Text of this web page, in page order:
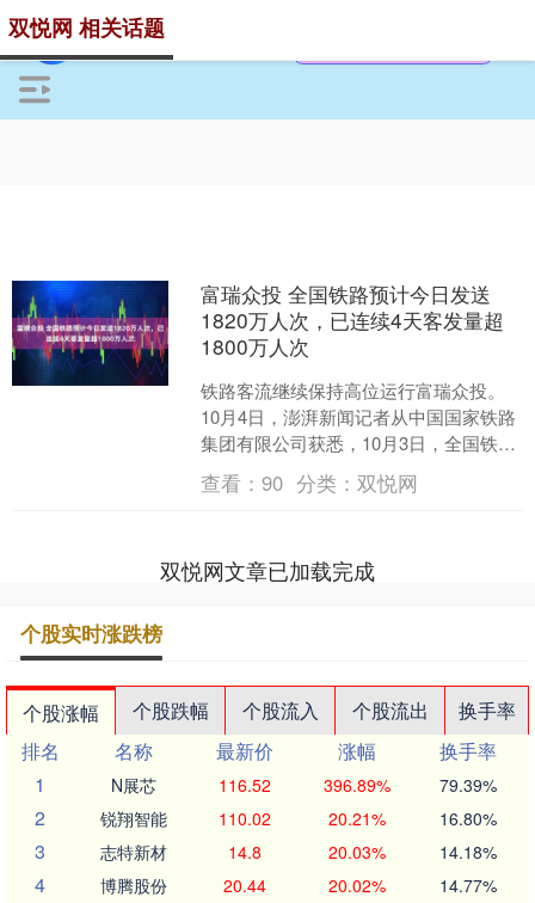
双悦网 相关话题
富瑞众投 全国铁路预计今日发送
1820万人次，已连续4天客发量超
1800万人次
铁路客流继续保持高位运行富瑞众投。
10月4日，澎湃新闻记者从中国国家铁路
集团有限公司获悉，10月3日，全国铁路
发送旅客1816.2万人次，已连续4天旅客
发送量....
查看：90 分类：双悦网
双悦网文章已加载完成
个股实时涨跌榜
个股涨幅 个股跌幅 个股流入 个股流出
换手率
排名
名称 最新价 涨幅
换手率
1
N展芯 116.52 396.89% 79.39%
2 锐翔智能 110.02 20.21% 16.80%
3 志特新材 14.8 20.03% 14.18%
4 博腾股份 20.44 20.02% 14.77%